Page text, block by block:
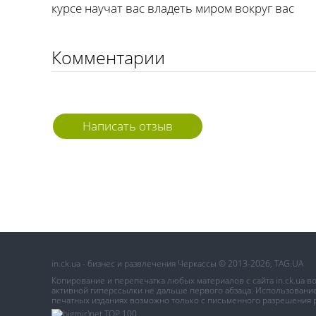
курсе научат вас владеть миром вокруг вас
Комментарии
Написать отзыв
in.ck.ua - бизнес и развлечения Черкассы © 2013-2026, TAG.UA
Копирование и перепечатка любых материалов с сайта in.ck.ua
активной гиперссылки не дальше первого абзаца.
печатных изданиях возможно только с письменного разрешения